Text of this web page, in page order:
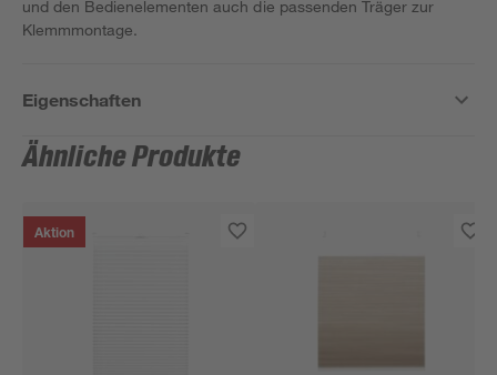
und den Bedienelementen auch die passenden Träger zur
Klemmmontage.
Eigenschaften
Ähnliche Produkte
Aktion